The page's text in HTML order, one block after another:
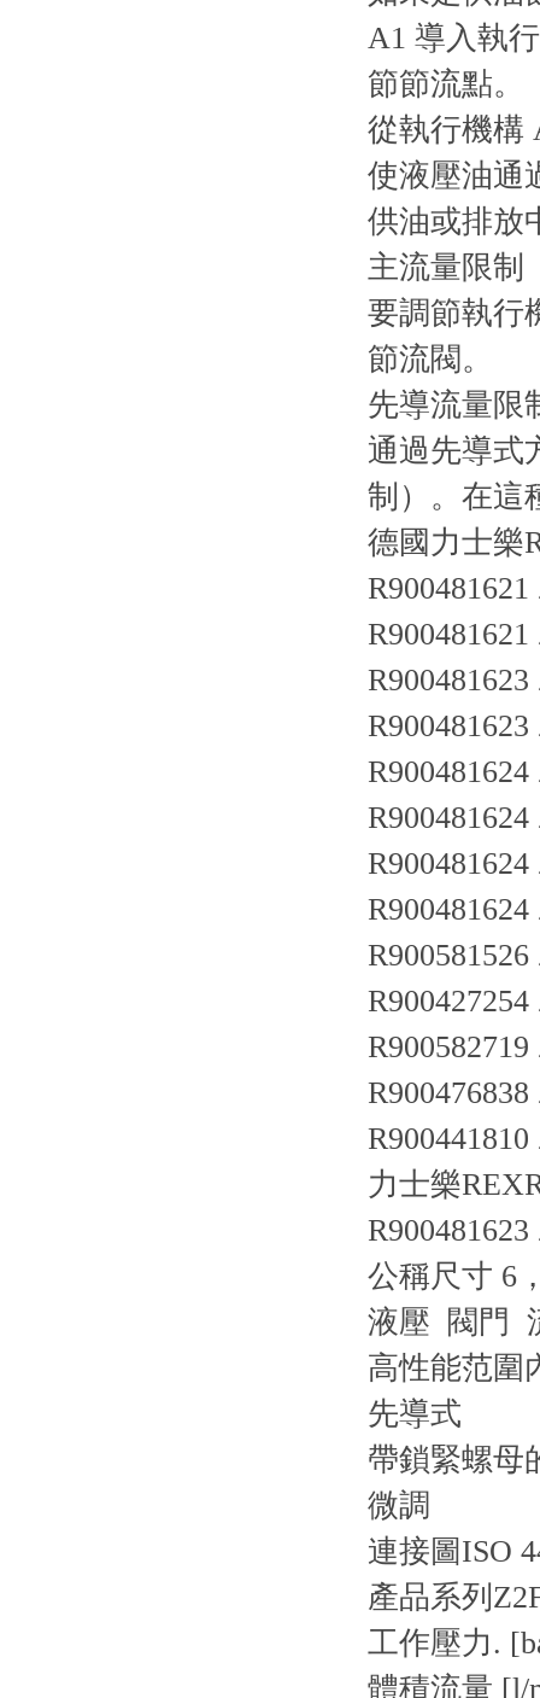
A1 導入執
節節流點。
從執行機構
使液壓油通
供油或排放
主流量限制
要調節執行
節流閥。
先導流量限
通過先導式
制）。在這
德國力士樂
力士樂
公稱尺寸 6
液壓 閥門
高性能范圍
先導式
帶鎖緊螺母
微調
連接圖ISO
產品系列
工作壓力.
體積流量 [l/